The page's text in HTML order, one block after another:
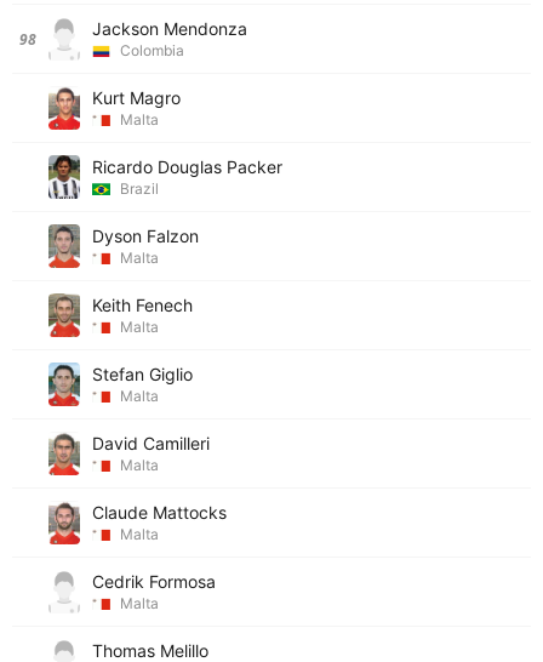
98 Jackson Mendonza
Colombia
Kurt Magro
Malta
Ricardo Douglas Packer
Brazil
Dyson Falzon
Malta
Keith Fenech
Malta
Stefan Giglio
Malta
David Camilleri
Malta
Claude Mattocks
Malta
Cedrik Formosa
Malta
Thomas Melillo